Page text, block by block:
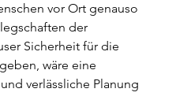
vor Ort genauso
der
Sicherheit für die
wäre eine
verlässliche Planung